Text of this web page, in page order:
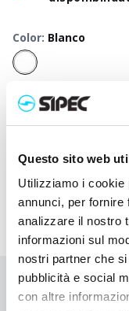
Questo sito web
Utilizziamo i cookie
annunci, per fornire
analizzare il nostro
informazioni sul
nostri partner che
pubblicità e social
con altre
Color: Blanco
10,000€
Precio
impreso
16,715€
¿No has